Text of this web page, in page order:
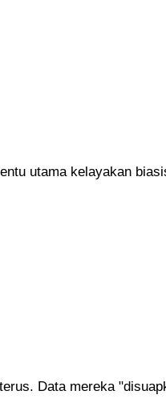
utama kelayakan
Data mereka